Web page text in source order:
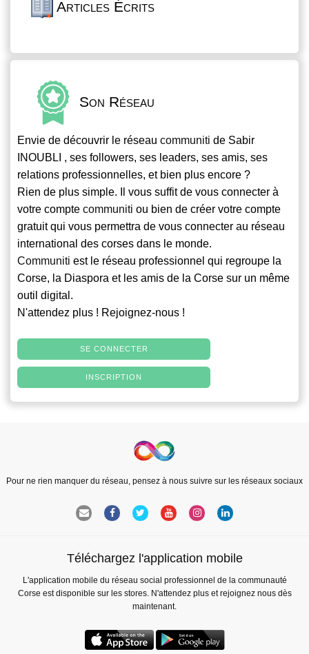
Articles Écrits
Son Réseau
Envie de découvrir le réseau communiti de Sabir
INOUBLI , ses followers, ses leaders, ses amis, ses
relations professionnelles, et bien plus encore ?
Rien de plus simple. Il vous suffit de vous connecter à
votre compte communiti ou bien de créer votre compte
gratuit qui vous permettra de vous connecter au réseau
international des corses dans le monde.
Communiti est le réseau professionnel qui regroupe la
Corse, la Diaspora et les amis de la Corse sur un même
outil digital.
N'attendez plus ! Rejoignez-nous !
SE CONNECTER
INSCRIPTION
Pour ne rien manquer du réseau, pensez à nous suivre sur les réseaux sociaux
Téléchargez l'application mobile
L'application mobile du réseau social professionnel de la communauté
Corse est disponible sur les stores. N'attendez plus et rejoignez nous dès
maintenant.